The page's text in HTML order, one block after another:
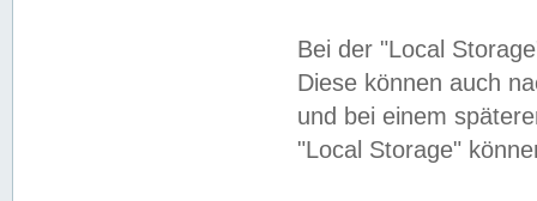
Bei der "Local
Diese können auch
und bei einem
"Local Storage"